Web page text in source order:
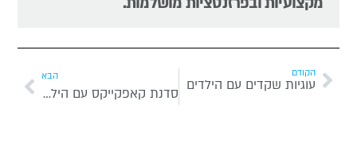
הקודם
עוגיות שקדים עם הילדים סדנת קאפקייקס עם הילדים